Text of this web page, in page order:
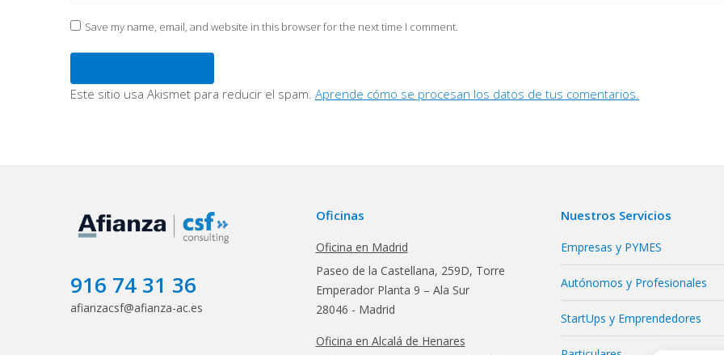
Save my name, email, and website in this browser for the next time I comment.
Este sitio usa Akismet para reducir el spam. Aprende cómo se procesan los datos de tus comentarios.
916 74 31 36
afianzacsf@afianza-ac.es
Oficinas
Oficina en Madrid
Paseo de la Castellana, 259D, Torre
Emperador Planta 9 – Ala Sur
28046 - Madrid
Oficina en Alcalá de Henares
Nuestros Servicios
Empresas y PYMES
Autónomos y Profesionales
StartUps y Emprendedores